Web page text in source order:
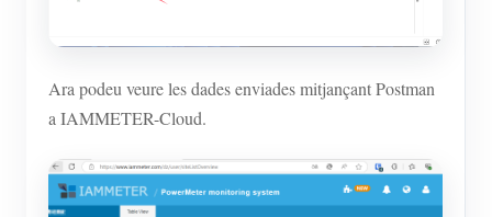
Ara podeu veure les dades enviades mitjançant Postman
a IAMMETER-Cloud.